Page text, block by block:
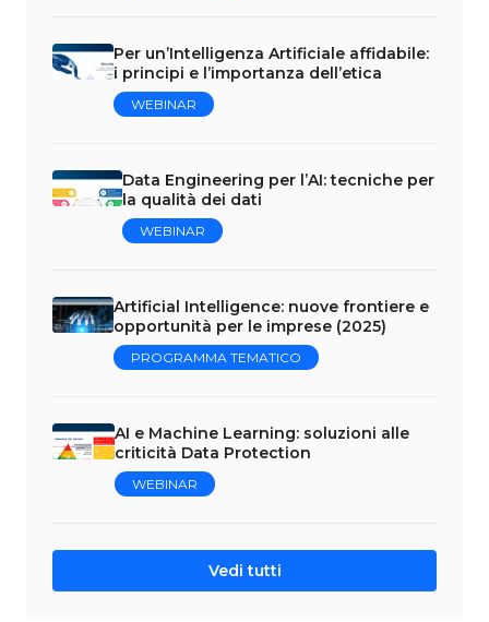
Per un’Intelligenza Artificiale affidabile:
i principi e l’importanza dell’etica
WEBINAR
Data Engineering per l’AI: tecniche per
la qualità dei dati
WEBINAR
Artificial Intelligence: nuove frontiere e
opportunità per le imprese (2025)
PROGRAMMA TEMATICO
AI e Machine Learning: soluzioni alle
criticità Data Protection
WEBINAR
Vedi tutti